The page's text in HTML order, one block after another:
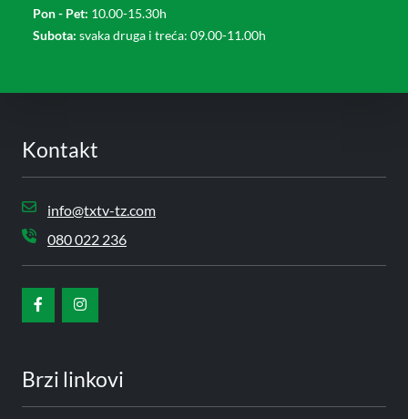
Pon - Pet: 10.00-15.30h
Subota: svaka druga i treća: 09.00-11.00h
Kontakt
info@txtv-tz.com
080 022 236
Brzi linkovi